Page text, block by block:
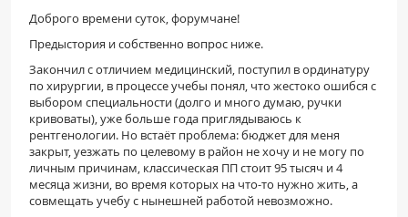
ПАЦИЕНТАМ
Где пройти обследование
Компьютерная томография (КТ)
Магнитно-резонансная томография (МРТ)
Спросить врача
ПОМОЩЬ
Доброго времени суток, форумчане!
Предыстория и собственно вопрос ниже.
Закончил с отличием медицинский, поступил в ординатуру
по хирургии, в процессе учебы понял, что жестоко ошибся с
выбором специальности (долго и много думаю, ручки
кривоваты), уже больше года приглядываюсь к
рентгенологии. Но встаёт проблема: бюджет для меня
закрыт, уезжать по целевому в район не хочу и не могу по
личным причинам, классическая ПП стоит 95 тысяч и 4
месяца жизни, во время которых на что-то нужно жить, а
совмещать учебу с нынешней работой невозможно.